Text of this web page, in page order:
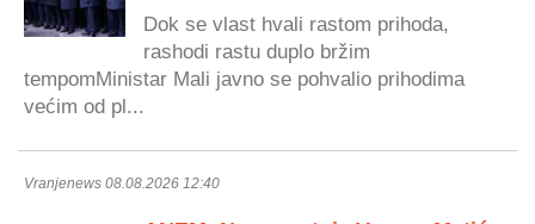
Dok se vlast hvali rastom prihoda,
rashodi rastu duplo bržim
tempomMinistar Mali javno se pohvalio prihodima
većim od pl...
Vranjenews 08.08.2026 12:40